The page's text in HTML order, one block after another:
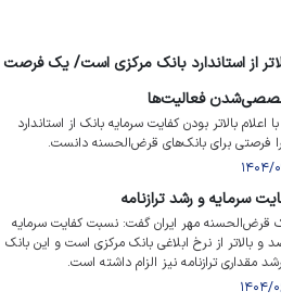
از استاندارد بانک مرکزی است/ یک فرصت
فعالیت‌ها
بالاتر بودن کفایت سرمایه بانک از استاندارد
فرصتی برای بانک‌های قرض‌الحسنه دانست.
سرمایه و رشد ترازنامه
قرض‌الحسنه مهر ایران گفت: نسبت کفایت سرمایه
ایران در حال حاضر ۸.۶۳ درصد و بالاتر از نرخ ابلاغی بانک مرکزی است و این بانک
ترازنامه نیز الزام داشته است.